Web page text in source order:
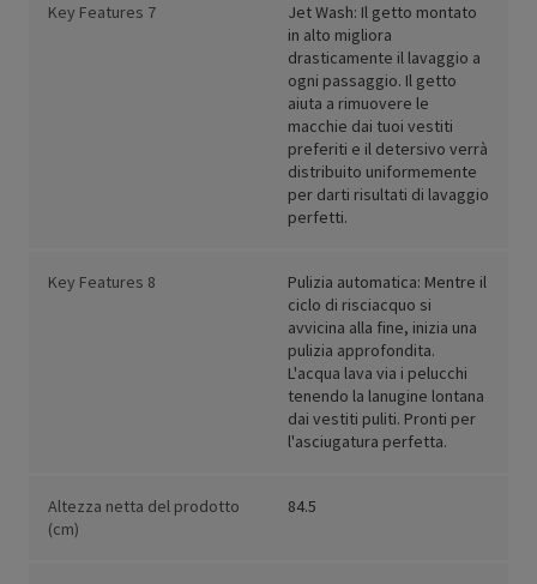
Key Features 7
Jet Wash: Il getto montato
in alto migliora
drasticamente il lavaggio a
ogni passaggio. Il getto
aiuta a rimuovere le
macchie dai tuoi vestiti
preferiti e il detersivo verrà
distribuito uniformemente
per darti risultati di lavaggio
perfetti.
Key Features 8
Pulizia automatica: Mentre il
ciclo di risciacquo si
avvicina alla fine, inizia una
pulizia approfondita.
L'acqua lava via i pelucchi
tenendo la lanugine lontana
dai vestiti puliti. Pronti per
l'asciugatura perfetta.
Altezza netta del prodotto
(cm)
84.5